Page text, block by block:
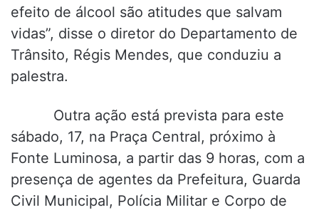
efeito de álcool são atitudes que salvam
vidas”, disse o diretor do Departamento de
Trânsito, Régis Mendes, que conduziu a
palestra.
Outra ação está prevista para este
sábado, 17, na Praça Central, próximo à
Fonte Luminosa, a partir das 9 horas, com a
presença de agentes da Prefeitura, Guarda
Civil Municipal, Polícia Militar e Corpo de